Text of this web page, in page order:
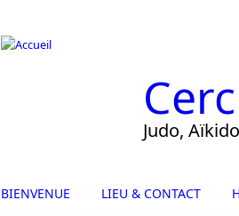
Judo,
BIENVENUE LIEU & CONTACT